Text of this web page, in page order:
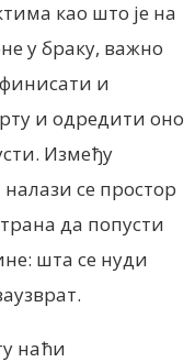
као што је на
у браку, важно
и
и одредити оно
Између
се простор
да попусти
шта се нуди
наћи